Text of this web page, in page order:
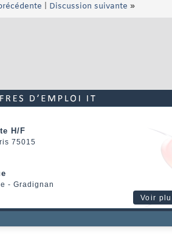
Discussion suivante »
H/F
75015
- Gradignan
Voir